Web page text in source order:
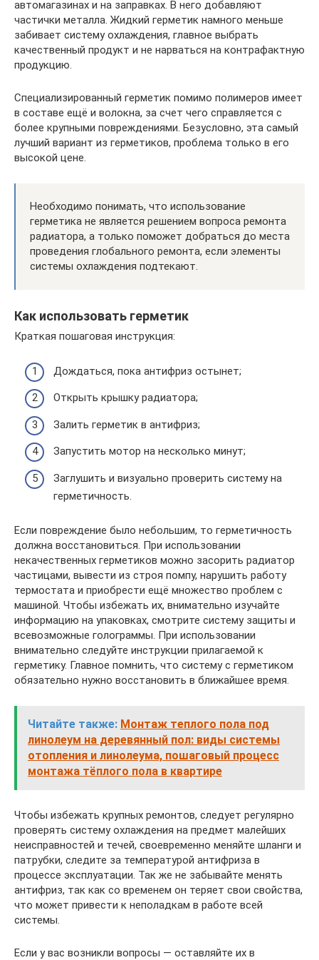
автомагазинах и на заправках. В него добавляют
частички металла. Жидкий герметик намного меньше
забивает систему охлаждения, главное выбрать
качественный продукт и не нарваться на контрафактную
продукцию.
Специализированный герметик помимо полимеров имеет
в составе ещё и волокна, за счет чего справляется с
более крупными повреждениями. Безусловно, эта самый
лучший вариант из герметиков, проблема только в его
высокой цене.
Необходимо понимать, что использование
герметика не является решением вопроса ремонта
радиатора, а только поможет добраться до места
проведения глобального ремонта, если элементы
системы охлаждения подтекают.
Как использовать герметик
Краткая пошаговая инструкция:
Дождаться, пока антифриз остынет;
Открыть крышку радиатора;
Залить герметик в антифриз;
Запустить мотор на несколько минут;
Заглушить и визуально проверить систему на
герметичность.
Если повреждение было небольшим, то герметичность
должна восстановиться. При использовании
некачественных герметиков можно засорить радиатор
частицами, вывести из строя помпу, нарушить работу
термостата и приобрести ещё множество проблем с
машиной. Чтобы избежать их, внимательно изучайте
информацию на упаковках, смотрите систему защиты и
всевозможные голограммы. При использовании
внимательно следуйте инструкции прилагаемой к
герметику. Главное помнить, что систему с герметиком
обязательно нужно восстановить в ближайшее время.
Читайте также: Монтаж теплого пола под
линолеум на деревянный пол: виды системы
отопления и линолеума, пошаговый процесс
монтажа тёплого пола в квартире
Чтобы избежать крупных ремонтов, следует регулярно
проверять систему охлаждения на предмет малейших
неисправностей и течей, своевременно меняйте шланги и
патрубки, следите за температурой антифриза в
процессе эксплуатации. Так же не забывайте менять
антифриз, так как со временем он теряет свои свойства,
что может привести к неполадкам в работе всей
системы.
Если у вас возникли вопросы — оставляйте их в